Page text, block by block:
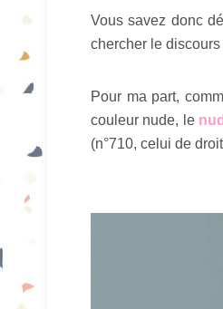
Vous savez donc
chercher le
Pour ma part,
couleur nude, le
(n°710, celui de